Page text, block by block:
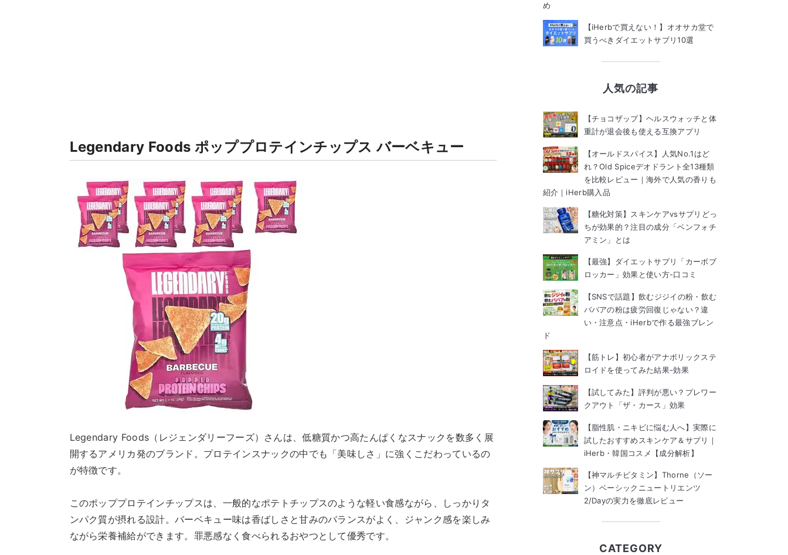
Legendary Foods ポッププロテインチップス バーベキュー
Legendary Foods（レジェンダリーフーズ）さんは、低糖質かつ高たんぱくなスナックを数多く展
開するアメリカ発のブランド。プロテインスナックの中でも「美味しさ」に強くこだわっているの
が特徴です。
このポッププロテインチップスは、一般的なポテトチップスのような軽い食感ながら、しっかりタ
ンパク質が摂れる設計。バーベキュー味は香ばしさと甘みのバランスがよく、ジャンク感を楽しみ
ながら栄養補給ができます。罪悪感なく食べられるおやつとして優秀です。
め
【iHerbで買えない！】オオサカ堂で
買うべきダイエットサプリ10選
人気の記事
【チョコザップ】ヘルスウォッチと体
重計が退会後も使える互換アプリ
【オールドスパイス】人気No.1はど
れ？Old Spiceデオドラント全13種類
を比較レビュー｜海外で人気の香りも
紹介｜iHerb購入品
【糖化対策】スキンケアvsサプリどっ
ちが効果的？注目の成分「ベンフォチ
アミン」とは
【最強】ダイエットサプリ「カーボブ
ロッカー」効果と使い方-口コミ
【SNSで話題】飲むジジイの粉・飲む
ババアの粉は疲労回復じゃない？違
い・注意点・iHerbで作る最強ブレン
ド
【筋トレ】初心者がアナボリックステ
ロイドを使ってみた結果-効果
【試してみた】評判が悪い？プレワー
クアウト「ザ・カース」効果
【脂性肌・ニキビに悩む人へ】実際に
試したおすすめスキンケア＆サプリ｜
iHerb・韓国コスメ【成分解析】
【神マルチビタミン】Thorne（ソー
ン）ベーシックニュートリエンツ
2/Dayの実力を徹底レビュー
CATEGORY